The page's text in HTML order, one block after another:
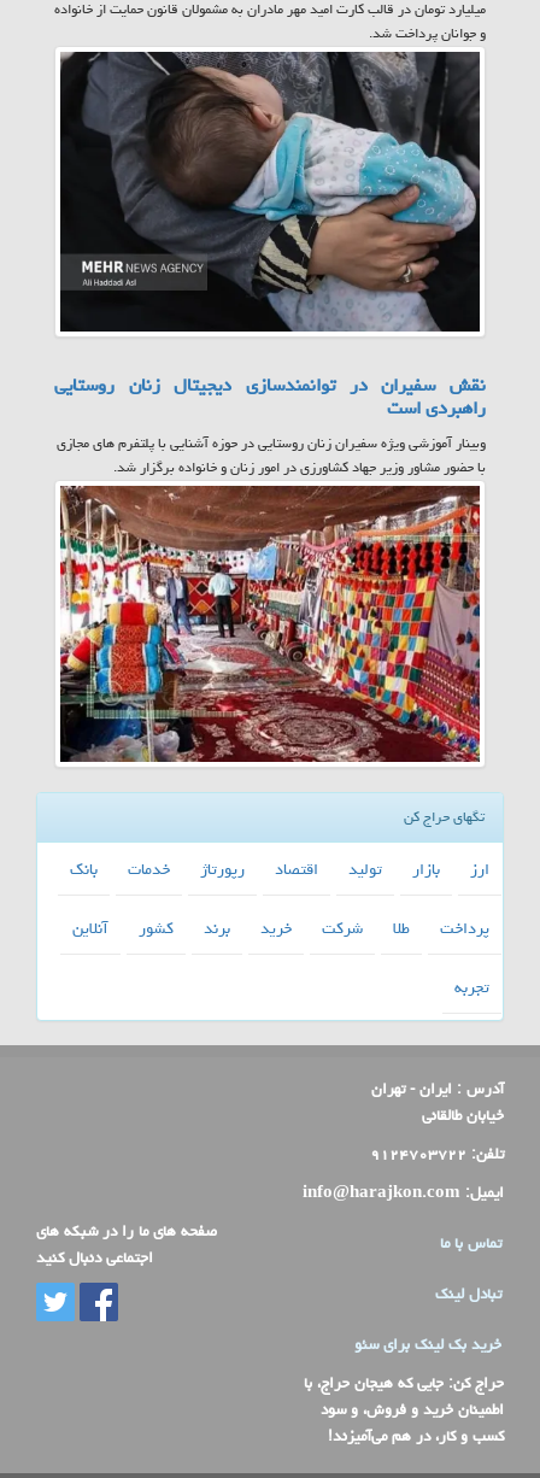
میلیارد تومان در قالب کارت امید مهر مادران به مشمولان قانون حمایت از خانواده
و جوانان پرداخت شد.
نقش سفیران در توانمندسازی دیجیتال زنان روستایی
راهبردی است
وبینار آموزشی ویژه سفیران زنان روستایی در حوزه آشنایی با پلتفرم های مجازی
با حضور مشاور وزیر جهاد کشاورزی در امور زنان و خانواده برگزار شد.
تگهای حراج کن
ارز بازار تولید اقتصاد رپورتاژ خدمات
بانك
پرداخت
طلا شركت خرید برند كشور
آنلاین
تجربه
آدرس : ایران - تهران
خیابان طالقانی
تلفن: ۹۱۲۴۷۰۳۷۲۲
ایمیل: info@harajkon.com
تماس با ما
تبادل لینک
خرید بک لینک برای سئو
حراج کن: جایی که هیجان حراج، با
اطمینان خرید و فروش، و سود
کسب و کار، در هم می‌آمیزند!
صفحه های ما را در شبکه های
اجتماعی دنبال کنید